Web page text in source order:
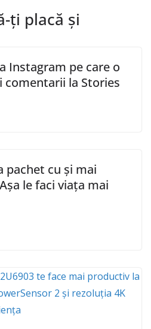
ți placă și
Instagram pe care o
comentarii la Stories
pachet cu și mai
le faci viața mai